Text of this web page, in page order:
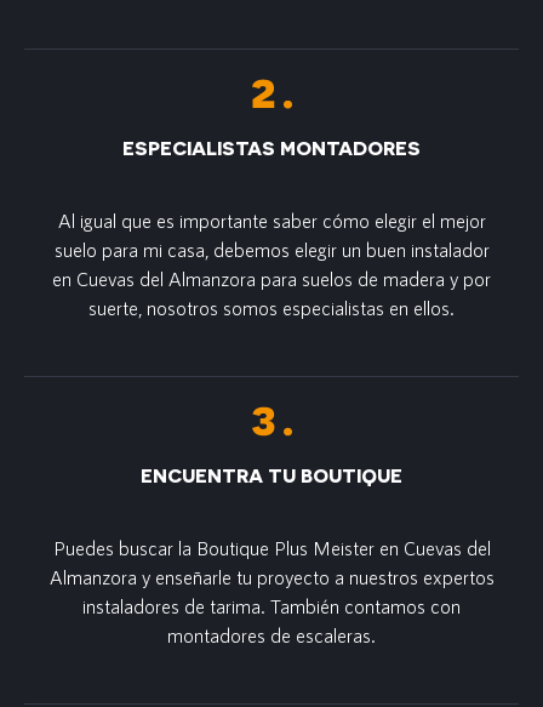
ESPECIALISTAS MONTADORES
Al igual que es importante saber cómo elegir el mejor
suelo para mi casa, debemos elegir un buen instalador
en Cuevas del Almanzora para suelos de madera y por
suerte, nosotros somos especialistas en ellos.
ENCUENTRA TU BOUTIQUE
Puedes buscar la Boutique Plus Meister en Cuevas del
Almanzora y enseñarle tu proyecto a nuestros expertos
instaladores de tarima. También contamos con
montadores de escaleras.